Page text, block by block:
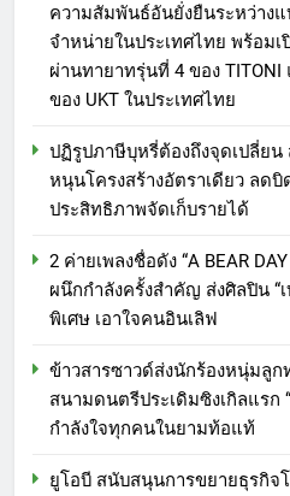
ความสัมพันธ์อันยั่งยืนระหว่าง
จำหน่ายในประเทศไทย พร้อม
ผ่านทายาทรุ่นที่ 4 ของ TITONI
ของ UKT ในประเทศไทย
ปฏิรูปภาษีบุหรี่ต้องถึงจุดเปลี่ย
หนุนโครงสร้างอัตราเดียว ลดบิ
ประสิทธิภาพจัดเก็บรายได้
2 ค่ายเพลงชื่อดัง “A BEAR
ผนึกกำลังครั้งสำคัญ ส่งศิลปิน “
พิเศษ เอาใจคนอินเลิฟ
ข้าวสารซาวด์ส่งนักร้องหนุ่มลูก
สนามดนตรีประเดิมซิงเกิลแรก
กำลังใจทุกคนในยามท้อแท้
ยูโอบี สนับสนุนการขยายธุรกิจ